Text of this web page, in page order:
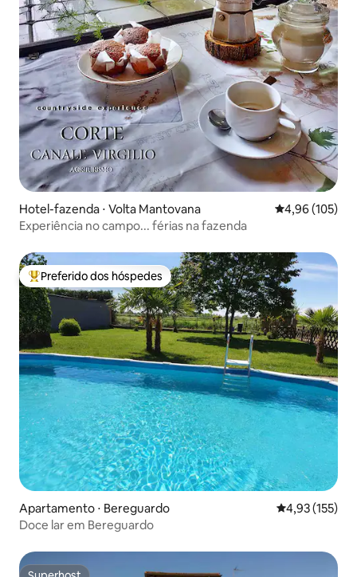
Hotel-fazenda ⋅ Volta Mantovana 4,96 de uma
4,96 (105)
Experiência no campo... férias na fazenda
Entre os melhores preferidos dos hóspedes
Preferido dos hóspedes
Apartamento ⋅ Bereguardo 4,93 de uma
4,93 (155)
Doce lar em Bereguardo